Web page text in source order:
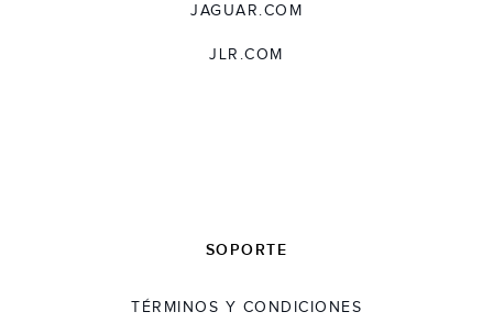
JAGUAR.COM
JLR.COM
SOPORTE
TÉRMINOS Y CONDICIONES